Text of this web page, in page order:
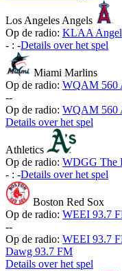
Los Angeles Angels
Op de radio: KLAA
- : -Details over het spel
Miami Marlins
Op de radio: WQAM 560
--
Op de radio: WQAM 560
Details over het spel
Athletics
Op de radio: WDGG The
- : -Details over het spel
Boston Red Sox
Op de radio: WEEI 93.7
--
Op de radio: WEEI 93.7
Dawg 93.7 FM
Details over het spel